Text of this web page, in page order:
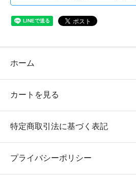
ホーム
カートを見る
特定商取引法に基づく表記
プライバシーポリシー